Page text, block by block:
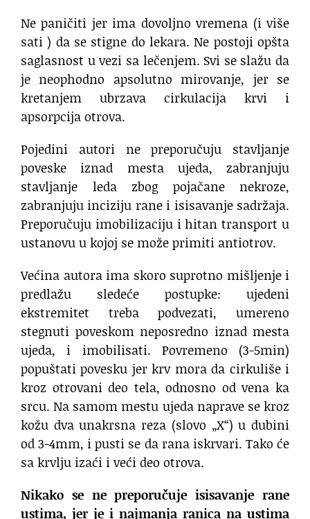
Ne paničiti jer ima dovoljno vremena (i više
sati ) da se stigne do lekara. Ne postoji opšta
saglasnost u vezi sa lečenjem. Svi se slažu da
je neophodno apsolutno mirovanje, jer se
kretanjem ubrzava cirkulacija krvi i
apsorpcija otrova.
Pojedini autori ne preporučuju stavljanje
poveske iznad mesta ujeda, zabranjuju
stavljanje leda zbog pojačane nekroze,
zabranjuju inciziju rane i isisavanje sadržaja.
Preporučuju imobilizaciju i hitan transport u
ustanovu u kojoj se može primiti antiotrov.
Većina autora ima skoro suprotno mišljenje i
predlažu sledeće postupke: ujedeni
ekstremitet treba podvezati, umereno
stegnuti poveskom neposredno iznad mesta
ujeda, i imobilisati. Povremeno (3-5min)
popuštati povesku jer krv mora da cirkuliše i
kroz otrovani deo tela, odnosno od vena ka
srcu. Na samom mestu ujeda naprave se kroz
kožu dva unakrsna reza (slovo „X“) u dubini
od 3-4mm, i pusti se da rana iskrvari. Tako će
sa krvlju izaći i veći deo otrova.
Nikako se ne preporučuje isisavanje rane
ustima, jer je i najmanja ranica na ustima